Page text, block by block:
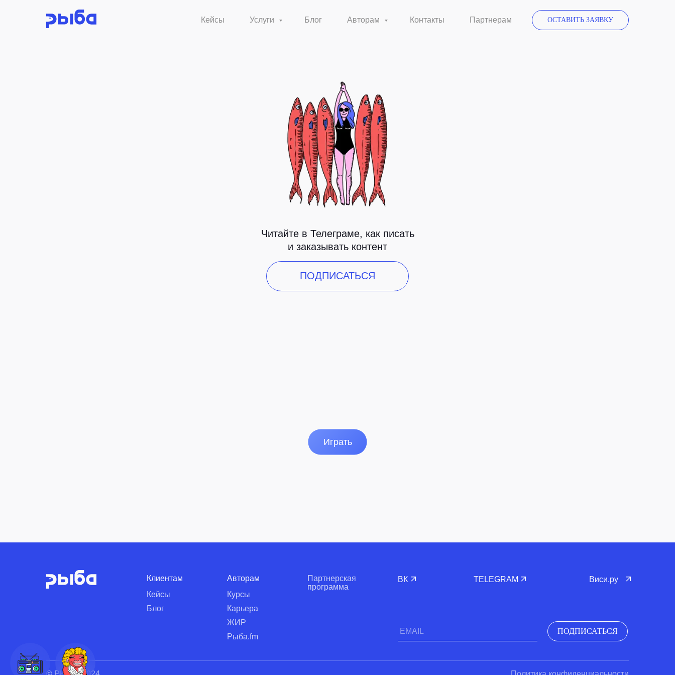
Кейсы Услуги Блог Авторам Контакты Партнерам ОСТАВИТЬ ЗАЯВКУ
Читайте в Телеграме, как писать
и заказывать контент
ПОДПИСАТЬСЯ
Играть
ВК TELEGRAM
ПОДПИСАТЬСЯ
Виси.ру
Клиентам
Кейсы
Блог
Партнерская
программа
Авторам
Курсы
Карьера
ЖИР
Рыба.fm